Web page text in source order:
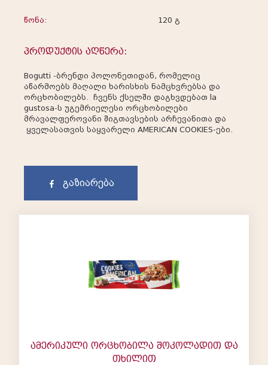
წონა: 120 გ
პროდუქტის აღწერა:
Bogutti -ბრენდი პოლონეთიდან, რომელიც
აწარმოებს მაღალი ხარისხის ნამცხვრებსა და
ორცხობილებს. ჩვენს ქსელში დაგხვდებათ la
gustosa-ს უგემრიელესი ორცხობილები
მრავალფეროვანი შიგთავსების არჩევანითა და
ყველასათვის საყვარელი AMERICAN COOKIES-ები.
გაზიარება
ამერიკული ორცხობილა შოკოლადით და
თხილით